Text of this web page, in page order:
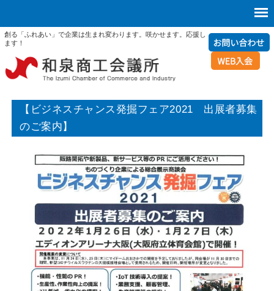
創る「ふれあい」で企業は生まれ変わります。咲かせます。応援し
ます！
【ビジネスチャンス発掘フェア2021 出展者募集
のご案内】